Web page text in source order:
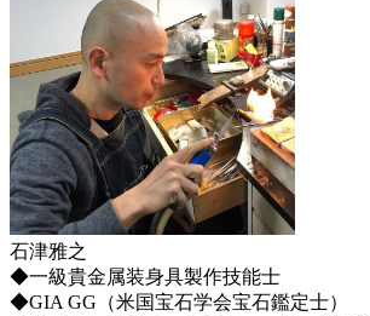
石津雅之
◆一級貴金属装身具製作技能士
◆GIA GG（米国宝石学会宝石鑑定士）